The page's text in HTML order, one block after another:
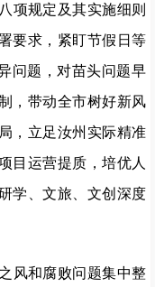
项规定及其实施细则
要求，紧盯节假日等
问题，对苗头问题早
，带动全市树好新风
，立足汝州实际精准
目运营提质，培优人
学、文旅、文创深度
风和腐败问题集中整